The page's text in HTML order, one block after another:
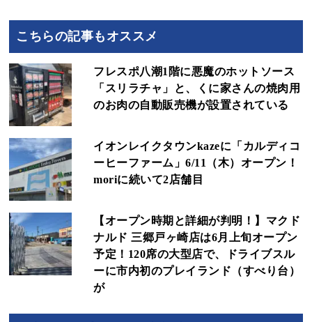
こちらの記事もオススメ
フレスポ八潮1階に悪魔のホットソース
「スリラチャ」と、くに家さんの焼肉用
のお肉の自動販売機が設置されている
イオンレイクタウンkazeに「カルディコ
ーヒーファーム」6/11（木）オープン！
moriに続いて2店舗目
【オープン時期と詳細が判明！】マクド
ナルド 三郷戸ヶ崎店は6月上旬オープン
予定！120席の大型店で、ドライブスル
ーに市内初のプレイランド（すべり台）
が